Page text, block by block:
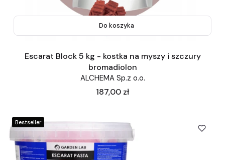
Do koszyka
Escarat Block 5 kg - kostka na myszy i szczury
bromadiolon
ALCHEMA Sp.z o.o.
Cena
187,00 zł
Bestseller